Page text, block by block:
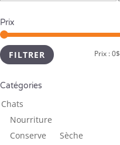
Prix
FILTRER Prix :0$
Catégories
Chats
Nourriture
Conserve
Sèche